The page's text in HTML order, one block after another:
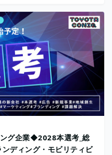
グ企業◆2028本選考_総
ディング・モビリティビ